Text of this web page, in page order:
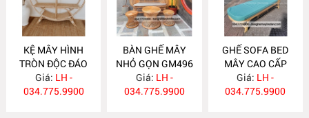
KỆ MÂY HÌNH
TRÒN ĐỘC ĐÁO
TM14
Giá: LH -
034.775.9900
BÀN GHẾ MÂY
NHỎ GỌN GM496
Giá: LH -
034.775.9900
GHẾ SOFA BED
MÂY CAO CẤP
GM495
Giá: LH -
034.775.9900